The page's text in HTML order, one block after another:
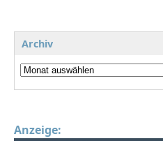
Archiv
Anzeige: